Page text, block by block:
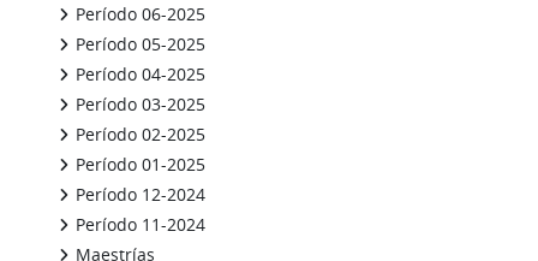
Período 06-2025
Período 05-2025
Período 04-2025
Período 03-2025
Período 02-2025
Período 01-2025
Período 12-2024
Período 11-2024
Maestrías